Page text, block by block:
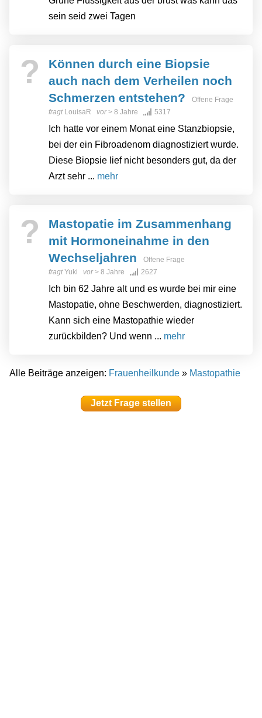
sein seid zwei Tagen
?
Können durch eine Biopsie
auch nach dem Verheilen noch
Schmerzen entstehen?
Offene Frage
fragt LouisaR vor> 8 Jahre 5317
Ich hatte vor einem Monat eine Stanzbiopsie,
bei der ein Fibroadenom diagnostiziert wurde.
Diese Biopsie lief nicht besonders gut, da der
Arzt sehr ... mehr
?
Mastopatie im Zusammenhang
mit Hormoneinahme in den
Wechseljahren
Offene Frage
fragtYuki vor> 8 Jahre 2627
Ich bin 62 Jahre alt und es wurde bei mir eine
Mastopatie, ohne Beschwerden, diagnostiziert.
Kann sich eine Mastopathie wieder
zurückbilden? Und wenn ... mehr
Alle Beiträge anzeigen: Frauenheilkunde » Mastopathie
Jetzt Frage stellen